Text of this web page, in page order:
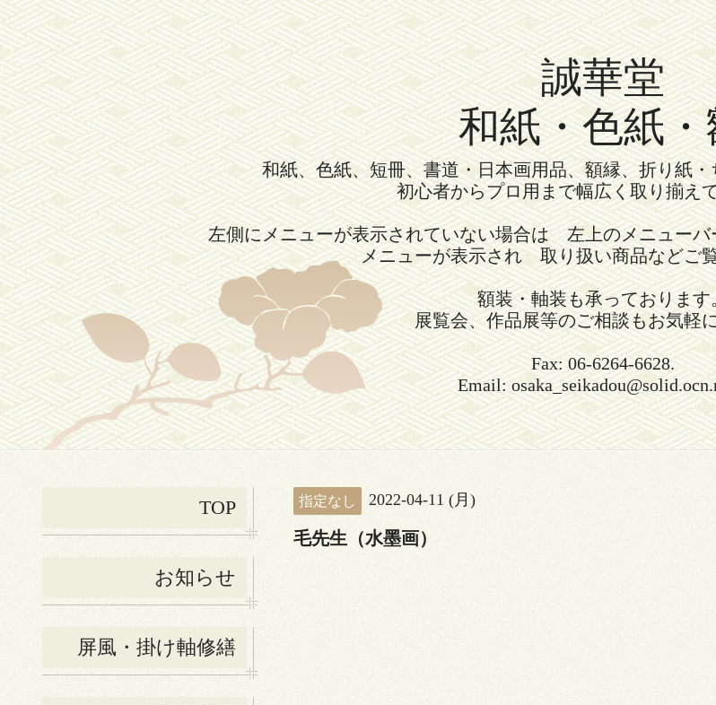
誠華堂
和紙・色紙・
和紙、色紙、短冊、書道・日本画用品、額縁、折り紙
初心者からプロ用まで幅広く取り揃え
左側にメニューが表示されていない場合は 左上のメニュー
メニューが表示され 取り扱い商品などご
額装・軸装も承っております
展覧会、作品展等のご相談もお気軽
Fax: 06-6264-6628.
Email:
TOP
お知らせ
屏風・掛け軸修繕
指定なし 2022-04-11 (月)
毛先生（水墨画）